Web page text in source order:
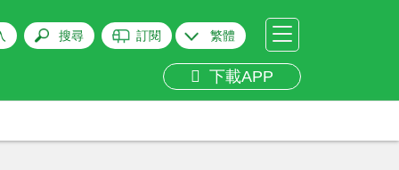
搜尋 訂閱 繁體
下載APP